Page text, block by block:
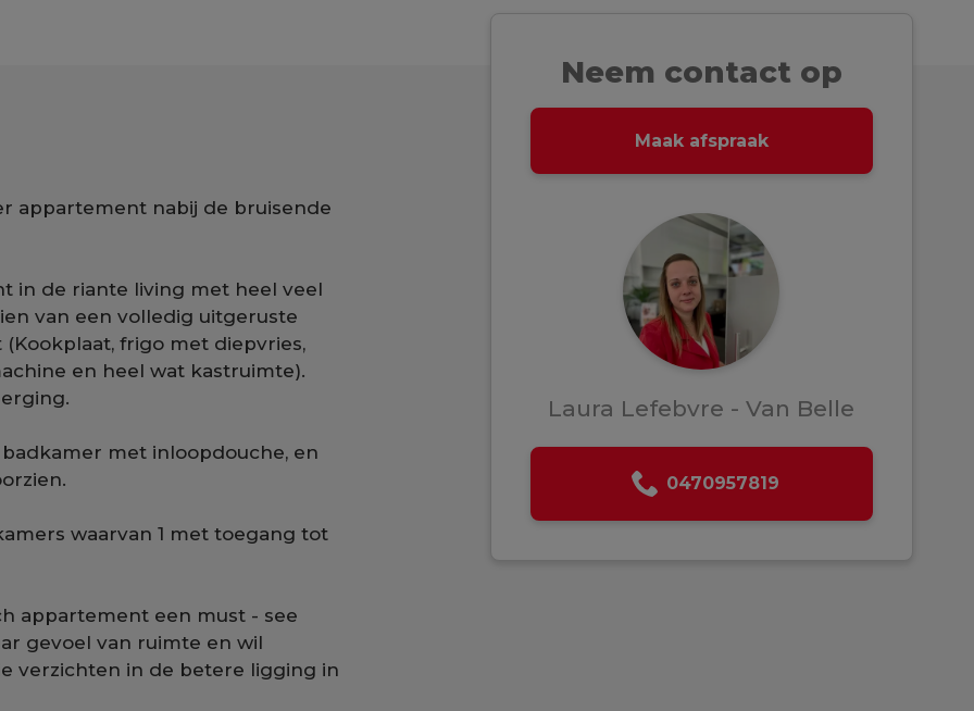
appartement nabij de bruisende
in de riante living met heel veel
van een volledig uitgeruste
frigo met diepvries,
en heel wat kastruimte).
met inloopdouche, en
waarvan 1 met toegang tot
appartement een must - see
gevoel van ruimte en wil
verzichten in de betere ligging in
Neem contact op
Maak afspraak
Laura Lefebvre - Van Belle
0470957819